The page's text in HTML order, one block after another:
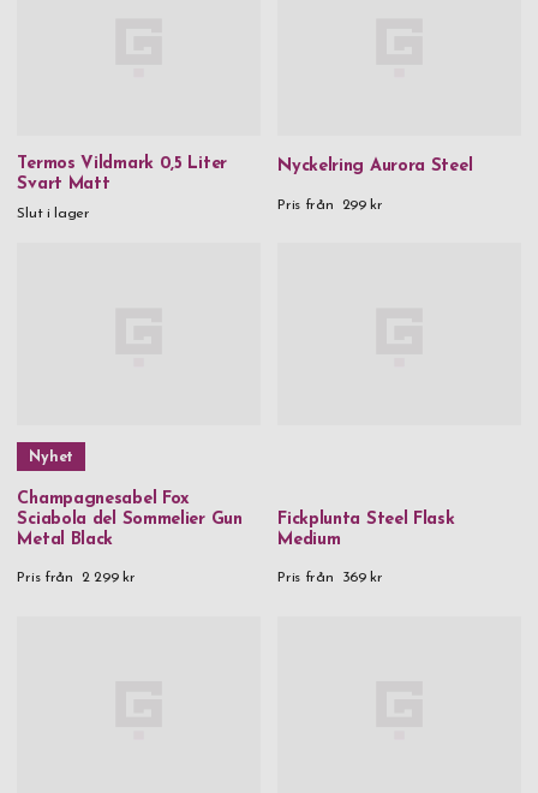
Termos Vildmark 0,5 Liter
Svart Matt
Slut i lager
Nyckelring Aurora Steel
Pris från 299 kr
Nyhet
Champagnesabel Fox
Sciabola del Sommelier Gun
Metal Black
Pris från 2 299 kr
Fickplunta Steel Flask
Medium
Pris från 369 kr